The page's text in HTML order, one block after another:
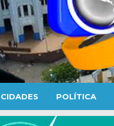
CIDADES POLÍTICA